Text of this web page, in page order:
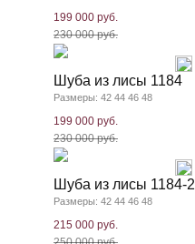
199 000 руб.
230 000 руб.
Шуба из лисы 1184
Размеры: 42 44 46 48
199 000 руб.
230 000 руб.
Шуба из лисы 1184-2
Размеры: 42 44 46 48
215 000 руб.